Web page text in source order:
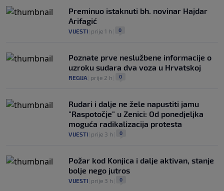
Preminuo istaknuti bh. novinar Hajdar
Arifagić
VIJESTI prije 1 h 0
Poznate prve neslužbene informacije o
uzroku sudara dva voza u Hrvatskoj
REGIJA prije 2 h 0
Rudari i dalje ne žele napustiti jamu
"Raspotočje" u Zenici: Od ponedjeljka
moguća radikalizacija protesta
VIJESTI prije 3 h 0
Požar kod Konjica i dalje aktivan, stanje
bolje nego jutros
VIJESTI prije 3 h 0